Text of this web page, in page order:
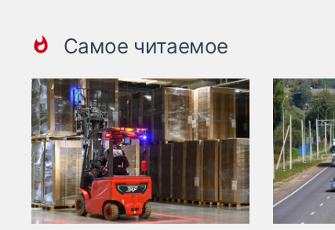
Самое читаемое